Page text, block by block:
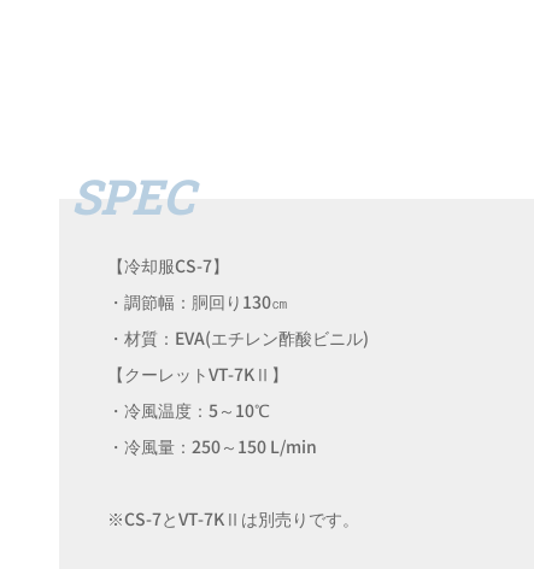
【冷却服CS-7】
・調節幅：胴回り130㎝
・材質：EVA(エチレン酢酸ビニル)
【クーレットVT-7KⅡ】
・冷風温度：5～10℃
・冷風量：250～150 L/min
※CS-7とVT-7KⅡは別売りです。